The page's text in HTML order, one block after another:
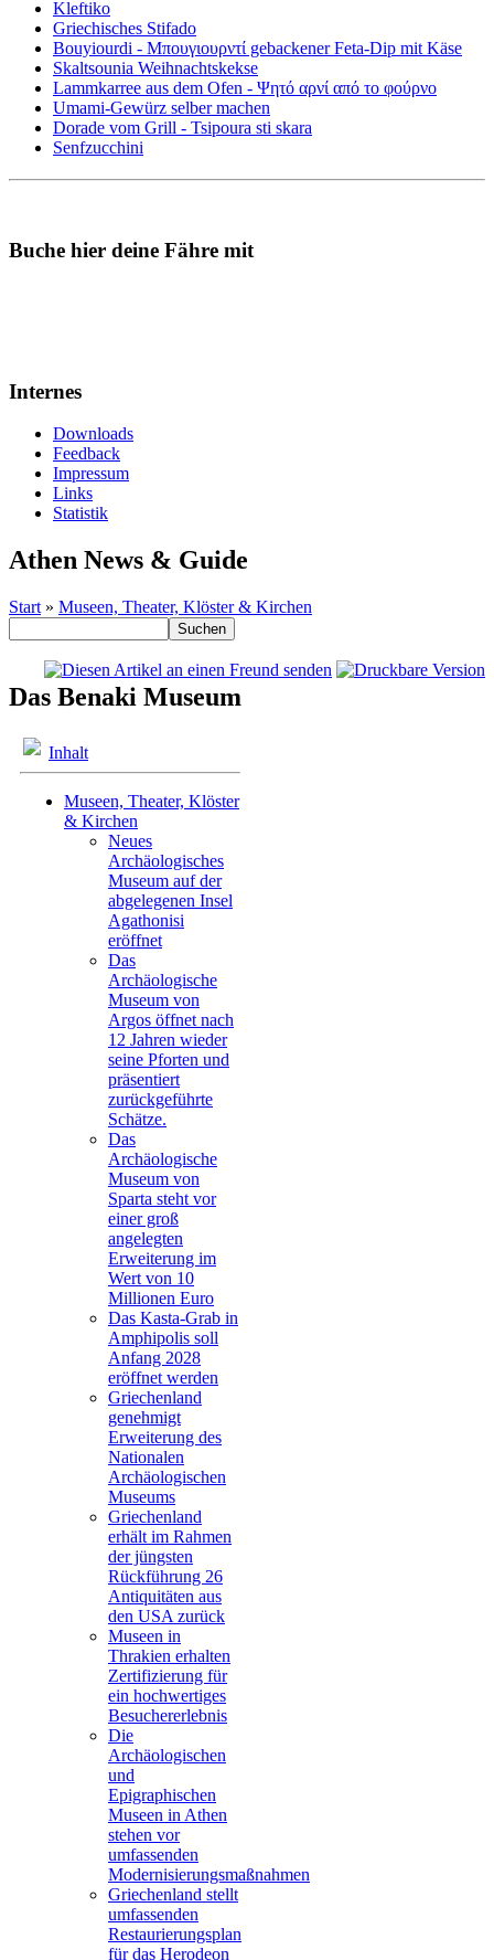
Kleftiko
Griechisches Stifado
Bouyiourdi - Μπουγιουρντί gebackener Feta-Dip mit Käse
Skaltsounia Weihnachtskekse
Lammkarree aus dem Ofen - Ψητό αρνί από το φούρνο
Umami-Gewürz selber machen
Dorade vom Grill - Tsipoura sti skara
Senfzucchini
Buche hier deine Fähre mit
Internes
Downloads
Feedback
Impressum
Links
Statistik
Athen News & Guide
Start » Museen, Theater, Klöster & Kirchen
Das Benaki Museum
Inhalt
Museen, Theater, Klöster
& Kirchen
Neues
Archäologisches
Museum auf der
abgelegenen Insel
Agathonisi
eröffnet
Das
Archäologische
Museum von
Argos öffnet nach
12 Jahren wieder
seine Pforten und
präsentiert
zurückgeführte
Schätze.
Das
Archäologische
Museum von
Sparta steht vor
einer groß
angelegten
Erweiterung im
Wert von 10
Millionen Euro
Das Kasta-Grab in
Amphipolis soll
Anfang 2028
eröffnet werden
Griechenland
genehmigt
Erweiterung des
Nationalen
Archäologischen
Museums
Griechenland
erhält im Rahmen
der jüngsten
Rückführung 26
Antiquitäten aus
den USA zurück
Museen in
Thrakien erhalten
Zertifizierung für
ein hochwertiges
Besuchererlebnis
Die
Archäologischen
und
Epigraphischen
Museen in Athen
stehen vor
umfassenden
Modernisierungsmaßnahmen
Griechenland stellt
umfassenden
Restaurierungsplan
für das Herodeon